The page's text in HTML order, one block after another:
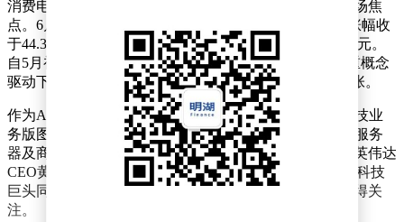
消费电子行业龙头蓝思科技（300433）近日成为资本市场焦
点。6月3日盘中，该股股价持续攀升，最终以7.66%的涨幅收
于44.39元/股，创下历史新高，全天成交额突破125.60亿元。
自5月初以来，在“玻璃基板+商业航天+消费电子”等多重概念
驱动下，公司股价累计涨幅已超70%，市值规模显著扩张。
作为AI硬件全产业链精密制造领域的领军企业，蓝思科技业
务版图已延伸至消费电子、智能汽车、人形机器人、AI服务
器及商业航天等前沿领域。公司创始人周群飞近期因与英伟达
CEO黄仁勋、特斯拉CEO马斯克、苹果CEO库克等国际科技
巨头同框亮相社交媒体引发热议，其行业影响力再度获得关
注。